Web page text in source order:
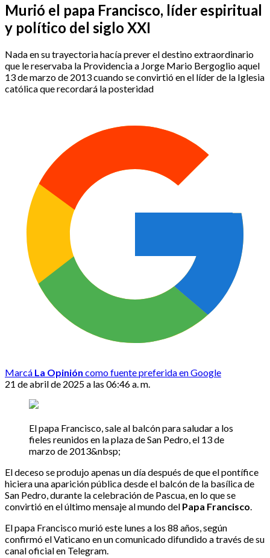
Murió el papa Francisco, líder espiritual
y político del siglo XXI
Nada en su trayectoria hacía prever el destino extraordinario
que le reservaba la Providencia a Jorge Mario Bergoglio aquel
13 de marzo de 2013 cuando se convirtió en el líder de la Iglesia
católica que recordará la posteridad
Marcá La Opinión como fuente preferida en Google
21 de abril de 2025 a las 06:46 a. m.
El papa Francisco, sale al balcón para saludar a los
fieles reunidos en la plaza de San Pedro, el 13 de
marzo de 2013&nbsp;
El deceso se produjo apenas un día después de que el pontífice
hiciera una aparición pública desde el balcón de la basílica de
San Pedro, durante la celebración de Pascua, en lo que se
convirtió en el último mensaje al mundo del Papa Francisco.
El papa Francisco murió este lunes a los 88 años, según
confirmó el Vaticano en un comunicado difundido a través de su
canal oficial en Telegram.